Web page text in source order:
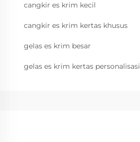
cangkir es krim kecil
cangkir es krim kertas khusus
gelas es krim besar
gelas es krim kertas personalisasi